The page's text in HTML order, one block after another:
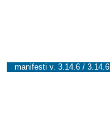
manifesti v. 3.14.6 / 3.14.6